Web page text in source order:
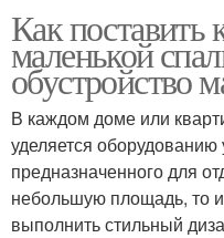
Как поставить
маленькой
обустройство
В каждом доме или
уделяется оборудованию
предназначенного для
небольшую площадь, то
выполнить стильный